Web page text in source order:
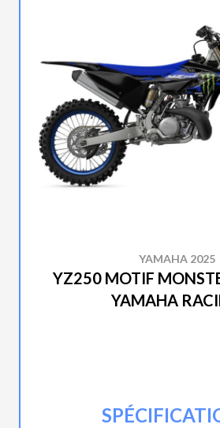
YAMAHA 2025
YZ250 MOTIF
YAMAHA